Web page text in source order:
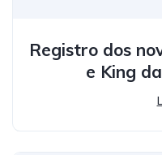
Registro dos
e King